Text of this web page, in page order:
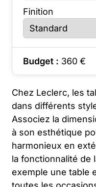
Finition
Budget : 360 €
Chez Leclerc, les
dans différents
Associez la
à son esthétique
harmonieux en
la fonctionnalité de
exemple une table